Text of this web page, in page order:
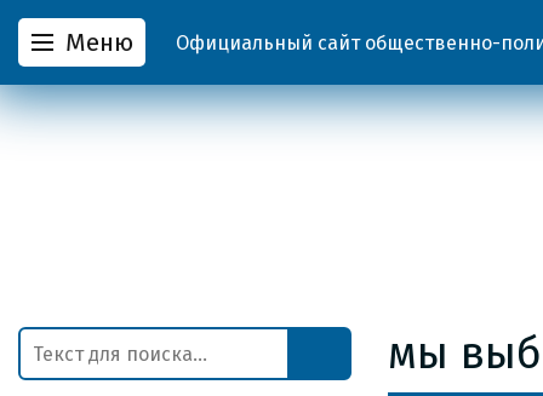
Меню Официальный сайт общественно-
мы